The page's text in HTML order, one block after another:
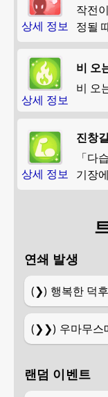
상세 정보
작전
정될
상세 정보
비 오
비 오
상세 정보
진창
「다
기장
연쇄 발생
(❯) 행복한 덕
(❯❯) 우마무스
랜덤 이벤트